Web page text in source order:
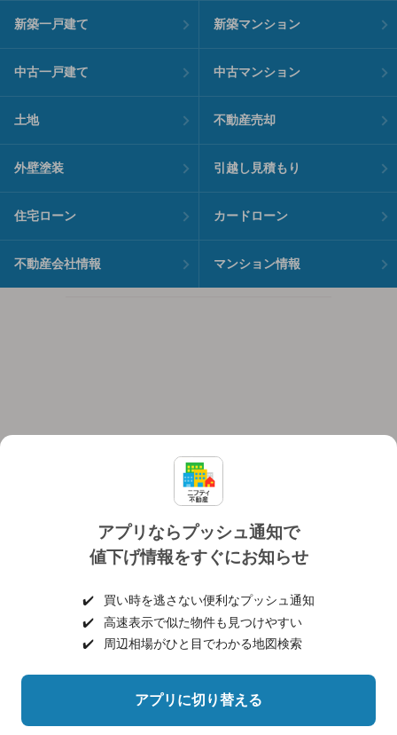
アプリならプッシュ通知で
値下げ情報をすぐにお知らせ
✔️
買い時を逃さない便利なプッシュ通知
✔️
高速表示で似た物件も見つけやすい
✔️
周辺相場がひと目でわかる地図検索
アプリに切り替える
新築一戸建て 新築マンション
中古一戸建て 中古マンション
土地 不動産売却
外壁塗装 引越し見積もり
住宅ローン カードローン
不動産会社情報 マンション情報
個人情報保護ポリシー 利用規約
ヘルプ・お問い合わせ 採用情報
©NIFTY Lifestyle Co., Ltd.